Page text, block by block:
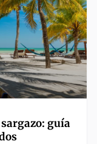
guía